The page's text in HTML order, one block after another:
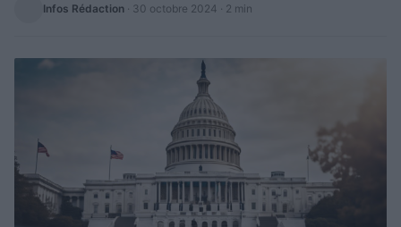
Infos Rédaction · 30 octobre 2024 · 2 min